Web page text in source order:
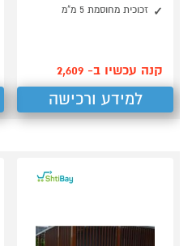
זכוכית מחוסמת 5 מ"מ
קנה עכשיו ב- 2,609
למידע ורכישה